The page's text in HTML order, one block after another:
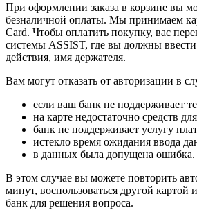
При оформлении заказа в корзине вы
безналичной оплаты. Мы принимаем
Card. Чтобы оплатить покупку, вас
системы ASSIST, где вы должны
действия, имя держателя.
Вам могут отказать от авторизации в
если ваш банк не поддерживает
на карте недостаточно средств
банк не поддерживает услугу
истекло время ожидания ввода
в данных была допущена ошибка.
В этом случае вы можете повторить
минут, воспользоваться другой картой
банк для решения вопроса.